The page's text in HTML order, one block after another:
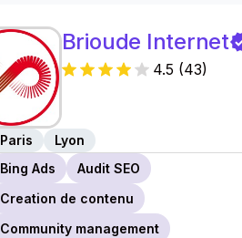
Brioude Internet
4.5 (43)
Paris
Lyon
Bing Ads
Audit SEO
Creation de contenu
Community management